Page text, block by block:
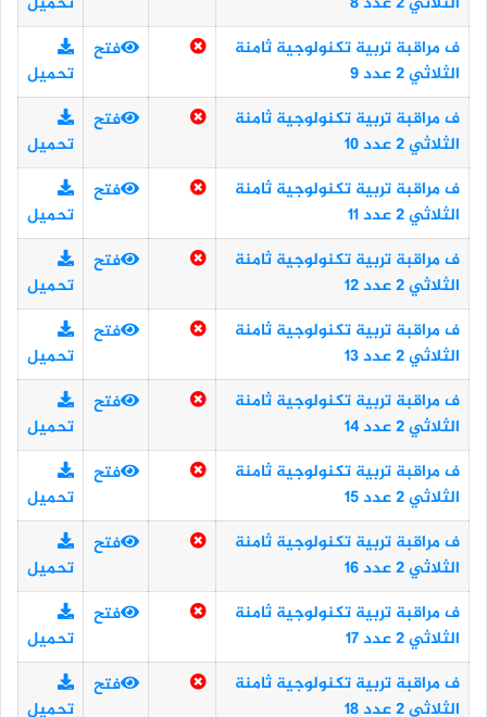
ف مراقبة تربية تكنولوجية ثامنة
الثلاثي 2 عدد 9
فتح
تحميل
ف مراقبة تربية تكنولوجية ثامنة
الثلاثي 2 عدد 10
فتح
تحميل
ف مراقبة تربية تكنولوجية ثامنة
الثلاثي 2 عدد 11
فتح
تحميل
ف مراقبة تربية تكنولوجية ثامنة
الثلاثي 2 عدد 12
فتح
تحميل
ف مراقبة تربية تكنولوجية ثامنة
الثلاثي 2 عدد 13
فتح
تحميل
ف مراقبة تربية تكنولوجية ثامنة
الثلاثي 2 عدد 14
فتح
تحميل
ف مراقبة تربية تكنولوجية ثامنة
الثلاثي 2 عدد 15
فتح
تحميل
ف مراقبة تربية تكنولوجية ثامنة
الثلاثي 2 عدد 16
فتح
تحميل
ف مراقبة تربية تكنولوجية ثامنة
الثلاثي 2 عدد 17
فتح
تحميل
ف مراقبة تربية تكنولوجية ثامنة
الثلاثي 2 عدد 18
فتح
تحميل